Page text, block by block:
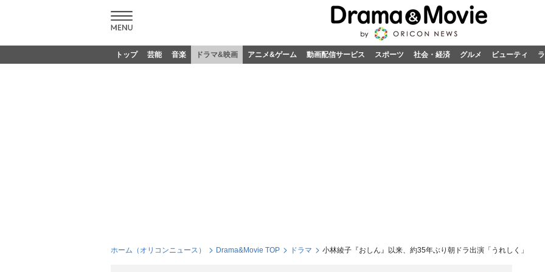
トップ 芸能 音楽 ドラマ&映画 アニメ&ゲーム 動画配信サービス スポーツ 社会・経済 グルメ ビューティ
ホーム（オリコンニュース） Drama&Movie TOP ドラマ 小林綾子『おしん』以来、約35年ぶり朝ドラ出演「うれしく」